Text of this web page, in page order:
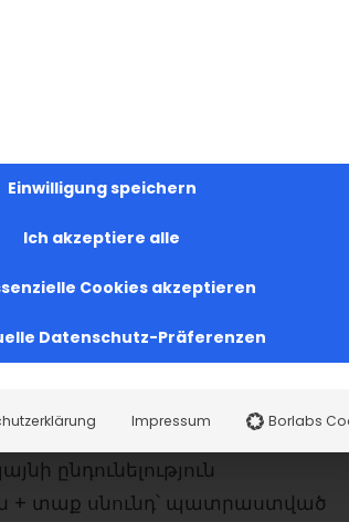
von
unten.
und
ընդունելություն
+ տաք սնունդ՝ պատրաստված
Einwilligung speichern
Ich akzeptiere alle
Cookies akzeptieren
Datenschutz-Präferenzen
Impressum Borlabs